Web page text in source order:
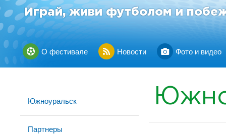
Играй, живи футболом и
О фестивале Новости Фото и видео
Южноуральск
Партнеры